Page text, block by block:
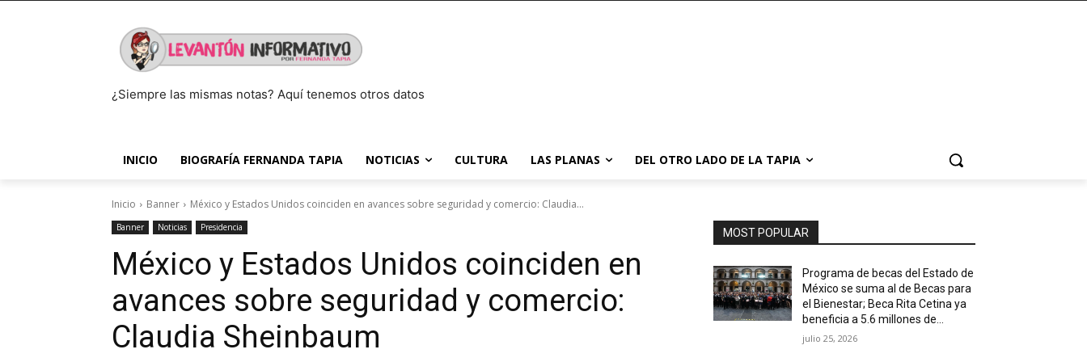
¿Siempre las mismas notas? Aquí tenemos otros datos
INICIO BIOGRAFÍA FERNANDA TAPIA NOTICIAS CULTURA LAS PLANAS DEL OTRO LADO DE LA TAPIA
Inicio Banner México y Estados Unidos coinciden en avances sobre seguridad y comercio: Claudia...
Banner Noticias Presidencia
México y Estados Unidos coinciden en
avances sobre seguridad y comercio:
Claudia Sheinbaum
MOST POPULAR
Programa de becas del Estado de
México se suma al de Becas para
el Bienestar; Beca Rita Cetina ya
beneficia a 5.6 millones de...
julio 25, 2026